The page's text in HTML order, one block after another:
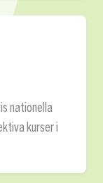
nationella
kurser i